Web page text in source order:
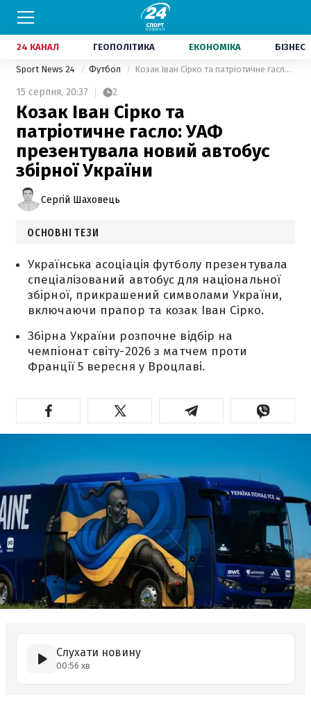
24 КАНАЛ ГЕОПОЛІТИКА ЕКОНОМІКА БІЗНЕС
Sport News 24 Футбол Козак Іван Сірко та патріотичне гасло: УАФ презентувала новий автобус збірної України
15 серпня, 20:37 2
Козак Іван Сірко та
патріотичне гасло: УАФ
презентувала новий автобус
збірної України
Сергій Шаховець
ОСНОВНІ ТЕЗИ
Українська асоціація футболу презентувала
спеціалізований автобус для національної
збірної, прикрашений символами України,
включаючи прапор та козак Іван Сірко.
Збірна України розпочне відбір на
чемпіонат світу-2026 з матчем проти
Франції 5 вересня у Вроцлаві.
Слухати новину
00:56 хв